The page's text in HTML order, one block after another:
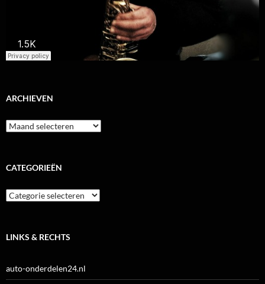
ARCHIEVEN
Archieven
CATEGORIEËN
Categorieën
LINKS & RECHTS
auto-onderdelen24.nl